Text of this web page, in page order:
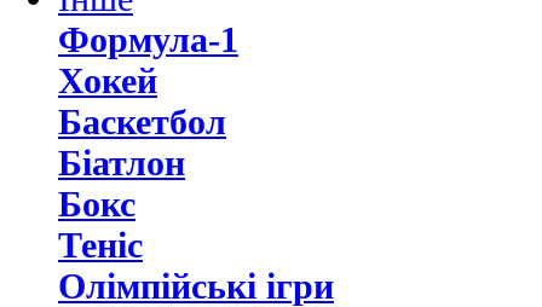
Формула-1
Хокей
Баскетбол
Біатлон
Бокс
Теніс
Олімпійські ігри